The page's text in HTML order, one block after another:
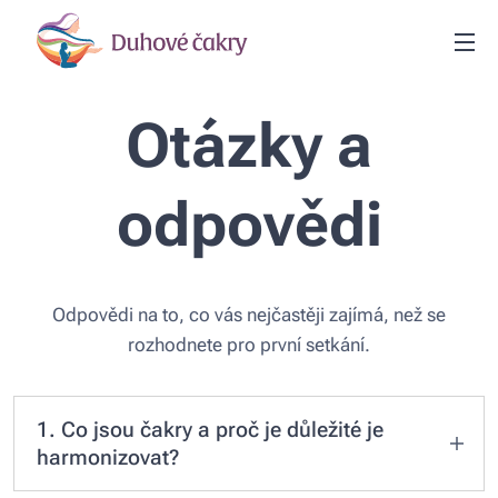
Otázky a
odpovědi
Odpovědi na to, co vás nejčastěji zajímá, než se
rozhodnete pro první setkání.
1. Co jsou čakry a proč je důležité je
harmonizovat?